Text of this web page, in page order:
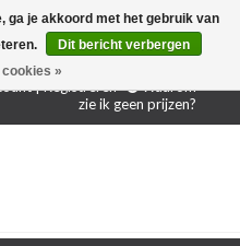
vanaf € 250,-
Gratis
| Registreren
Waarom
zie ik geen prijzen?
ga je akkoord met het gebruik van
Dit bericht verbergen
»